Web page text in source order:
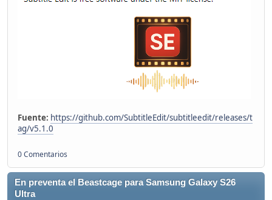
Fuente: https://github.com/SubtitleEdit/subtitleedit/releases/t
ag/v5.1.0
0 Comentarios
En preventa el Beastcage para Samsung Galaxy S26
Ultra